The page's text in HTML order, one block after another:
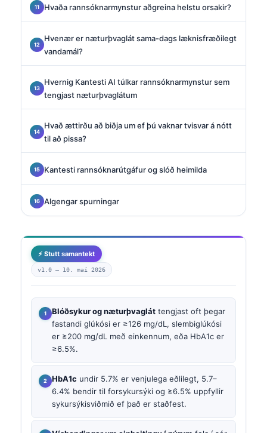
Hvaða rannsóknarmynstur aðgreina helstu orsakir?
Hvenær er næturþvaglát sama-dags læknisfræðilegt
vandamál?
Hvernig Kantesti AI túlkar rannsóknarmynstur sem
tengjast næturþvaglátum
Hvað ættirðu að biðja um ef þú vaknar tvisvar á nótt
til að pissa?
Kantesti rannsóknarútgáfur og slóð heimilda
Algengar spurningar
⚡ Stutt samantekt
v1.0 — 10. maí 2026
Blóðsykur og næturþvaglát tengjast oft þegar
fastandi glúkósi er ≥126 mg/dL, slembiglúkósi
er ≥200 mg/dL með einkennum, eða HbA1c er
≥6.5%.
HbA1c undir 5.7% er venjulega eðlilegt, 5.7–
6.4% bendir til forsykursýki og ≥6.5% uppfyllir
sykursýkisviðmið ef það er staðfest.